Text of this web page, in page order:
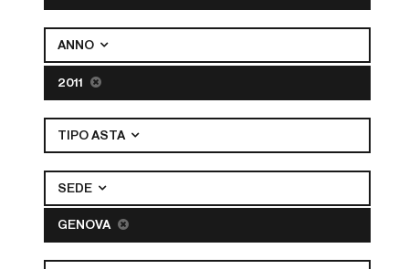
ANNO
2011
TIPO ASTA
SEDE
GENOVA